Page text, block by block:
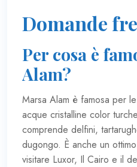
Domande
Per cosa è
Alam?
Marsa Alam è famosa per
acque cristalline color
comprende delfini,
dugongo. È anche un
visitare Luxor, Il Cairo e il